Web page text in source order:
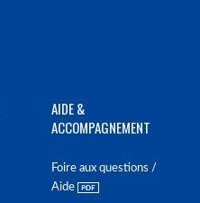
AIDE &
ACCOMPAGNEMENT
Foire aux questions /
Aide